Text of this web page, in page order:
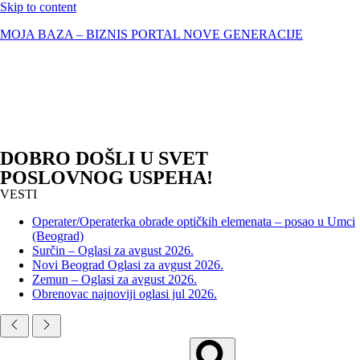
Skip to content
MOJA BAZA – BIZNIS PORTAL NOVE GENERACIJE
DOBRO DOŠLI U SVET
POSLOVNOG USPEHA!
VESTI
Operater/Operaterka obrade optičkih elemenata – posao u Umci
(Beograd)
Surčin – Oglasi za avgust 2026.
Novi Beograd Oglasi za avgust 2026.
Zemun – Oglasi za avgust 2026.
Obrenovac najnoviji oglasi jul 2026.